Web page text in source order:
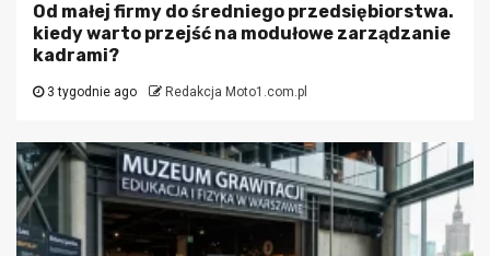
Od małej firmy do średniego przedsiębiorstwa.
kiedy warto przejść na modułowe zarządzanie
kadrami?
3 tygodnie ago Redakcja Moto1.com.pl